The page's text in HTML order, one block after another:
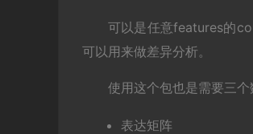
可以是任意features的
可以用来做差异分析。
使用这个包也是需要三个
表达矩阵